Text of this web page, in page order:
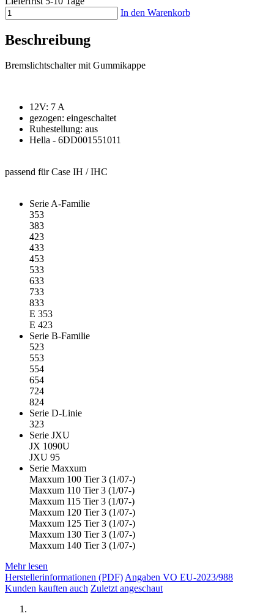
In den Warenkorb
Beschreibung
Bremslichtschalter mit Gummikappe
12V: 7 A
gezogen: eingeschaltet
Ruhestellung: aus
Hella - 6DD001551011
passend für Case IH / IHC
Serie A-Familie
353
383
423
433
453
533
633
733
833
E 353
E 423
Serie B-Familie
523
553
554
654
724
824
Serie D-Linie
323
Serie JXU
JX 1090U
JXU 95
Serie Maxxum
Maxxum 100 Tier 3 (1/07-)
Maxxum 110 Tier 3 (1/07-)
Maxxum 115 Tier 3 (1/07-)
Maxxum 120 Tier 3 (1/07-)
Maxxum 125 Tier 3 (1/07-)
Maxxum 130 Tier 3 (1/07-)
Maxxum 140 Tier 3 (1/07-)
Mehr lesen
Herstellerinformationen (PDF)Angaben VO EU-2023/988
Kunden kauften auch Zuletzt angeschaut